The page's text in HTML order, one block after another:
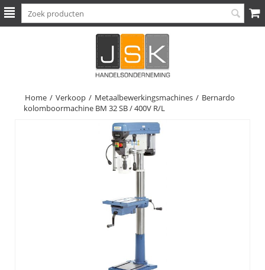
Home / Verkoop / Metaalbewerkingsmachines / Bernardo
kolomboormachine BM 32 SB / 400V R/L